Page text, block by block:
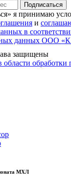
Подписаться
я принимаю
и
в
данных ООО
защищены
обработки
МХЛ